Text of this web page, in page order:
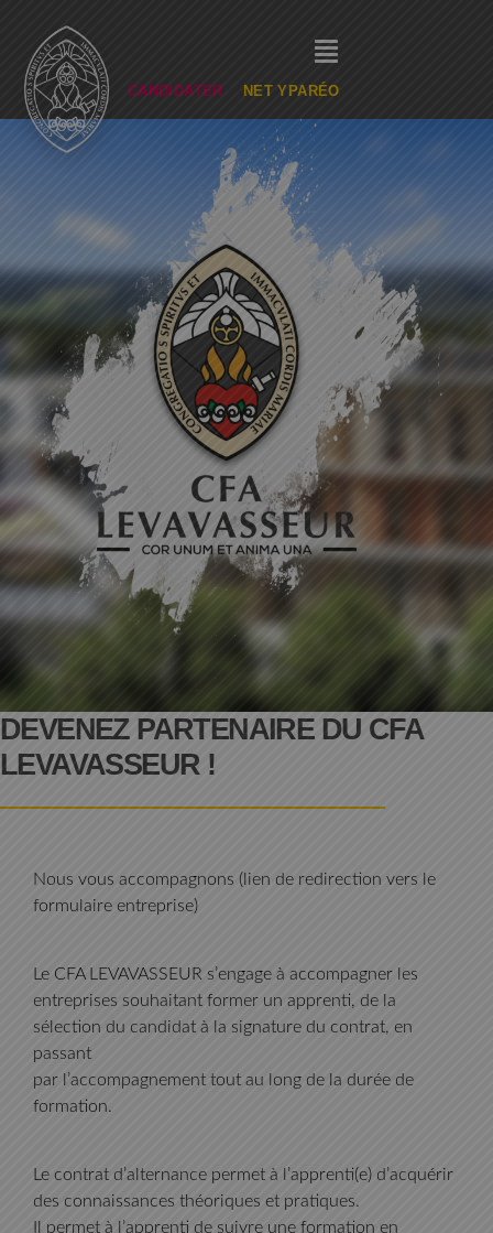
CANDIDATER NET YPARÉO
DEVENEZ PARTENAIRE DU CFA
LEVAVASSEUR !
Nous vous accompagnons (lien de redirection vers le
formulaire entreprise)
Le CFA LEVAVASSEUR s’engage à accompagner les
entreprises souhaitant former un apprenti, de la
sélection du candidat à la signature du contrat, en
passant
par l’accompagnement tout au long de la durée de
formation.
Le contrat d’alternance permet à l’apprenti(e) d’acquérir
des connaissances théoriques et pratiques.
Il permet à l’apprenti de suivre une formation en